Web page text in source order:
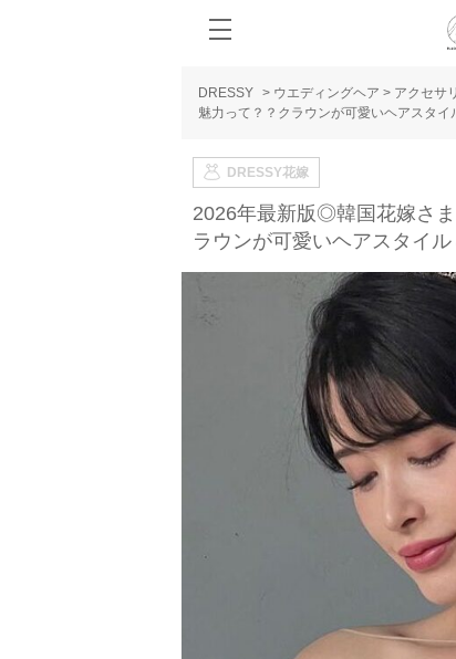
DRESSY > ウエディングヘア > アクセサ
魅力って？？クラウンが可愛いヘアスタ
DRESSY花嫁
2026年最新版◎韓国花嫁さ
ラウンが可愛いヘアスタイ